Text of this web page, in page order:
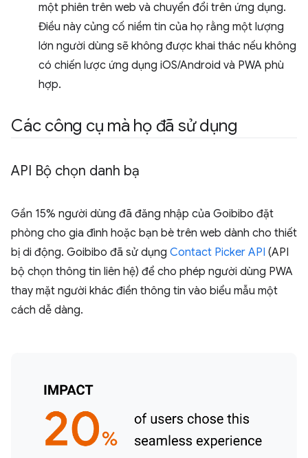
một phiên trên web và chuyển đổi trên ứng dụng.
Điều này củng cố niềm tin của họ rằng một lượng
lớn người dùng sẽ không được khai thác nếu không
có chiến lược ứng dụng iOS/Android và PWA phù
hợp.
Các công cụ mà họ đã sử dụng
API Bộ chọn danh bạ
Gần 15% người dùng đã đăng nhập của Goibibo đặt
phòng cho gia đình hoặc bạn bè trên web dành cho thiết
bị di động. Goibibo đã sử dụng Contact Picker API (API
bộ chọn thông tin liên hệ) để cho phép người dùng PWA
thay mặt người khác điền thông tin vào biểu mẫu một
cách dễ dàng.